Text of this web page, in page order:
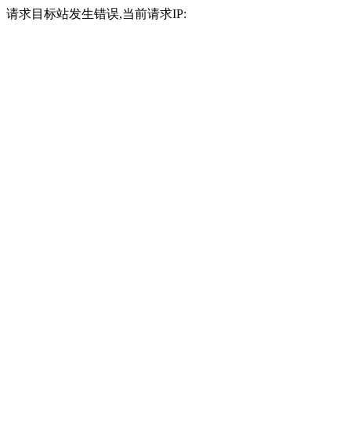
请求目标站发生错误,当前请求IP: